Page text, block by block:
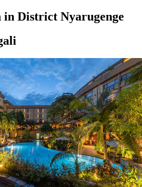
District Nyarugenge